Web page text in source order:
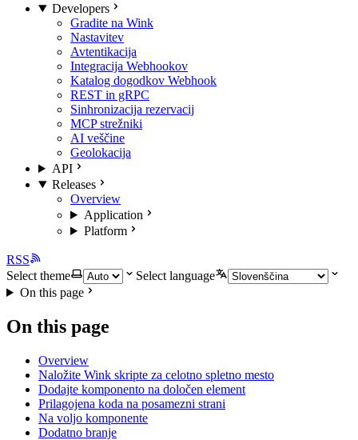
Developers
Gradite na Wink
Nastavitev
Avtentikacija
Integracija Webhookov
Katalog dogodkov Webhook
REST in gRPC
Sinhronizacija rezervacij
MCP strežniki
AI veščine
Geolokacija
API
Releases
Overview
Application
Platform
RSS
Select theme
Select language
On this page
On this page
Overview
Naložite Wink skripte za celotno spletno mesto
Dodajte komponento na določen element
Prilagojena koda na posamezni strani
Na voljo komponente
Dodatno branje